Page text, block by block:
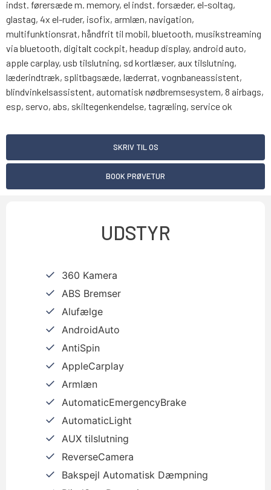
indst. førersæde m. memory, el indst. forsæder, el-soltag,
glastag, 4x el-ruder, isofix, armlæn, navigation,
multifunktionsrat, håndfrit til mobil, bluetooth, musikstreaming
via bluetooth, digitalt cockpit, headup display, android auto,
apple carplay, usb tilslutning, sd kortlæser, aux tilslutning,
læderindtræk, splitbagsæde, læderrat, vognbaneassistent,
blindvinkelsassistent, automatisk nødbremsesystem, 8 airbags,
esp, servo, abs, skiltegenkendelse, tagræling, service ok
SKRIV TIL OS
BOOK PRØVETUR
UDSTYR
360 Kamera
ABS Bremser
Alufælge
AndroidAuto
AntiSpin
AppleCarplay
Armlæn
AutomaticEmergencyBrake
AutomaticLight
AUX tilslutning
ReverseCamera
Bakspejl Automatisk Dæmpning